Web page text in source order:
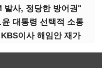
사, 정당한 방어권"
대통령 선택적 소통
이사 해임안 재가